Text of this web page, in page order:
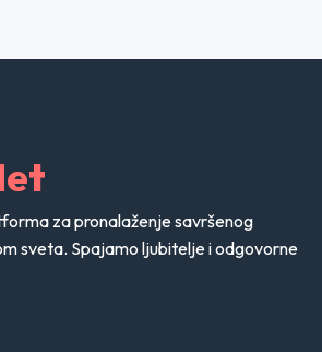
za pronalaženje savršenog
sveta. Spajamo ljubitelje i odgovorne